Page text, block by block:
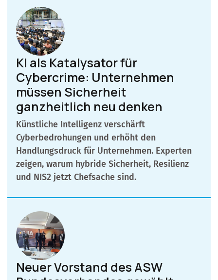
KI als Katalysator für
Cybercrime: Unternehmen
müssen Sicherheit
ganzheitlich neu denken
Künstliche Intelligenz verschärft
Cyberbedrohungen und erhöht den
Handlungsdruck für Unternehmen. Experten
zeigen, warum hybride Sicherheit, Resilienz
und NIS2 jetzt Chefsache sind.
Neuer Vorstand des ASW